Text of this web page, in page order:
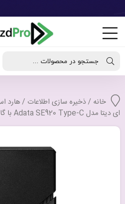
جستجو در محصولات ...
خانه /ذخیره سازی اطلاعات
ای دیتا مدل Adata SE920 Type-C با گارانتی 60 ماهه شرکتی